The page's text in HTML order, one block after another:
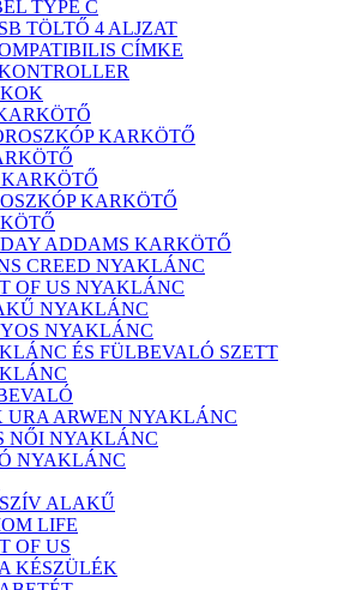
TYPE C
TÖLTŐ 4 ALJZAT
CÍMKE
KARKÖTŐ
KARKÖTŐ
ADDAMS KARKÖTŐ
CREED NYAKLÁNC
OF US NYAKLÁNC
NYAKLÁNC
NYAKLÁNC
ÉS FÜLBEVALÓ SZETT
URA ARWEN NYAKLÁNC
NŐI NYAKLÁNC
NYAKLÁNC
ALAKŰ
LIFE
OF US
KÉSZÜLÉK